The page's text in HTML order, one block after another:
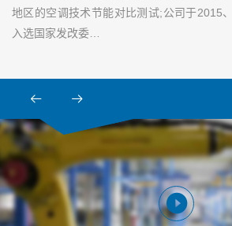
地区的空调技术节能对比测试;公司于2015
入选国家发改委…